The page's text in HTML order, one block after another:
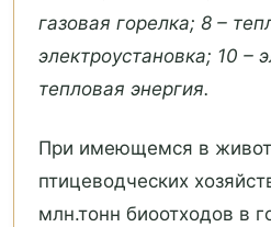
газовая горелка; 8 –
электроустановка; 10 –
тепловая энергия.
При имеющемся в
птицеводческих
млн.тонн биоотходов в